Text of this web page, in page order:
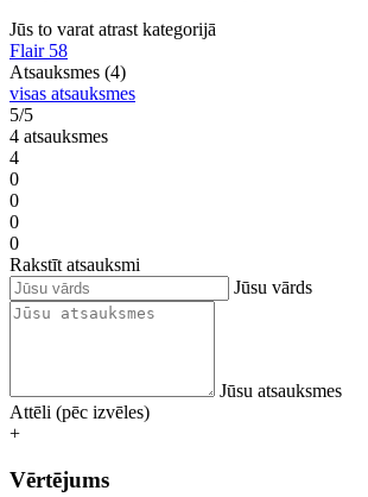
Jūs to varat atrast kategorijā
Flair 58
Atsauksmes (4)
visas atsauksmes
5/5
4 atsauksmes
4
0
0
0
0
Rakstīt atsauksmi
Jūsu vārds
Jūsu atsauksmes
Attēli (pēc izvēles)
+
Vērtējums